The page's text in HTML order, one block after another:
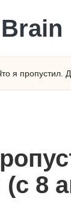
я пропустил.
8